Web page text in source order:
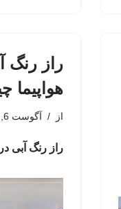
راز رنگ
هواپیما
از آگوست 6, 2026
راز رنگ آبی